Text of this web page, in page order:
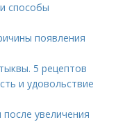
способы
появления
5 рецептов
и удовольствие
увеличения